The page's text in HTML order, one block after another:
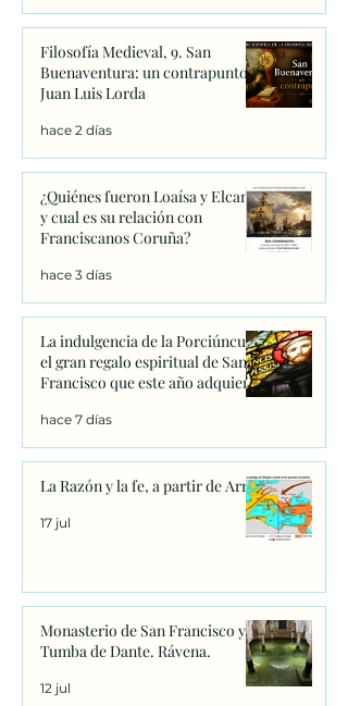
Filosofía Medieval, 9. San
Buenaventura: un contrapunto.
Juan Luis Lorda
hace 2 días
¿Quiénes fueron Loaísa y Elcano
y cual es su relación con
Franciscanos Coruña?
hace 3 días
La indulgencia de la Porciúncula:
el gran regalo espiritual de San
Francisco que este año adquiere
hace 7 días
La Razón y la fe, a partir de Arrio
17 jul
Monasterio de San Francisco y
Tumba de Dante. Rávena.
12 jul